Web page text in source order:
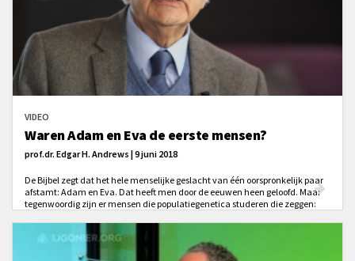
VIDEO
Waren Adam en Eva de eerste mensen?
prof.dr. Edgar H. Andrews | 9 juni 2018
De Bijbel zegt dat het hele menselijke geslacht van één oorspronkelijk paar
afstamt: Adam en Eva. Dat heeft men door de eeuwen heen geloofd. Maar
tegenwoordig zijn er mensen die populatiegenetica studeren die zeggen: